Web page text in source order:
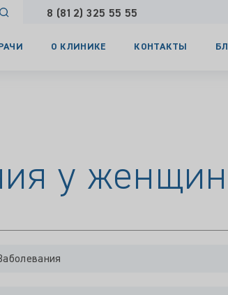
8 (812) 325 55 55
О КЛИНИКЕ КОНТАКТЫ
у женщин